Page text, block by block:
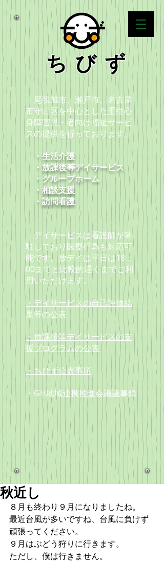
尾張旭市、瀬戸市、名古屋
市守山区を中心とした重症心
身障害児・者向け福祉サービ
スの提供を行っております。
・生活介護
・放課後等デイサービス
​ ・グループホーム
・ 相談支援
​ ・ 訪問看護
デイサービスは看護師が常
駐しており 医療行為も対応可
能です。放デイは平日は18：
00までと比較的遅くまでご利
用いただけます。
・デイサービスの自己評価結
果等の公表
・放課後等デイサービスの支
援プログラムの公表
・ちびず公表事項
・GH地域連携推進会議議事録
ちびず
秋近し
８月も終わり９月になりましたね。
最近台風が多いですね、台風に負けず
頑張ってください。
９月はぶどう狩りに行きます。
ただし、僕は行きません。